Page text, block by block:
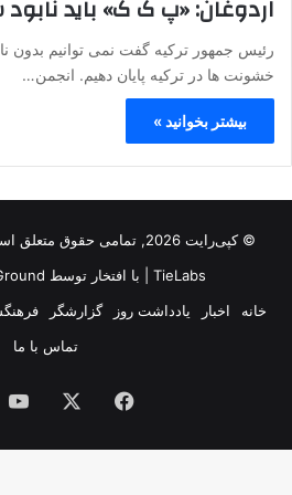
اردوغان: «پ ک ک» باید
رئیس جمهور ترکیه گفت نمی توانیم
خشونت ها در ترکیه پایان دهیم. انجمن…
بیشتر بخوانید »
© کپی‌رایت 2026, تمامی حقوق متعلق است به |
TieLabs | با افتخار توسط
خانه
اخبار یادداشت روز گزارشگر
تماس با ما
فیس
بوک